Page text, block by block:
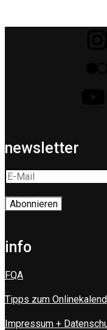
newsletter
info
FQA
Tipps zum
Impressum +